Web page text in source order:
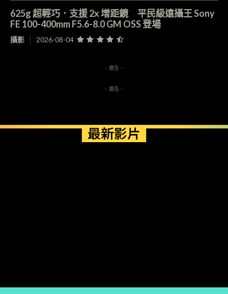
625g 超輕巧．支援 2x 增距鏡 平民級遠攝王 Sony
FE 100-400mm F5.6-8.0 GM OSS 登場
攝影 2026-08-04
- 廣告 -
- 廣告 -
最新影片